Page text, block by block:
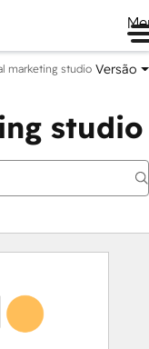
marketing studio Versão
studio